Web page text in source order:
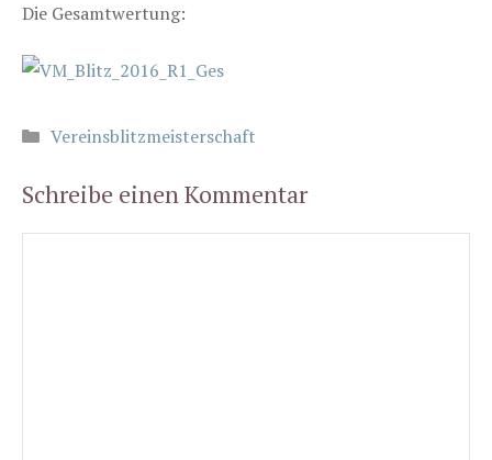
Die Gesamtwertung:
Kategorien
Vereinsblitzmeisterschaft
Schreibe einen Kommentar